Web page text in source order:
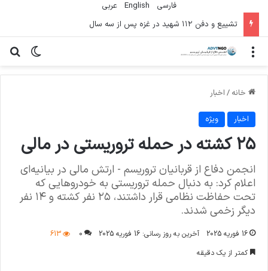
فارسی English
عربي
تشییع و دفن ۱۱۲ شهید در غزه پس از سه سال
تغییر منو
خانه / اخبار
اخبار ویژه
۲۵ کشته در حمله تروریستی در مالی
انجمن دفاع از قربانیان تروریسم - ارتش مالی در بیانیه‌ای
اعلام کرد: به دنبال حمله تروریستی به خودروهایی که
تحت حفاظت نظامی قرار داشتند، ۲۵ نفر کشته و ۱۴ نفر
دیگر زخمی شدند.
16 فوریه 2025 آخرین به روز رسانی: 16 فوریه 2025 0
613
کمتر از یک دقیقه